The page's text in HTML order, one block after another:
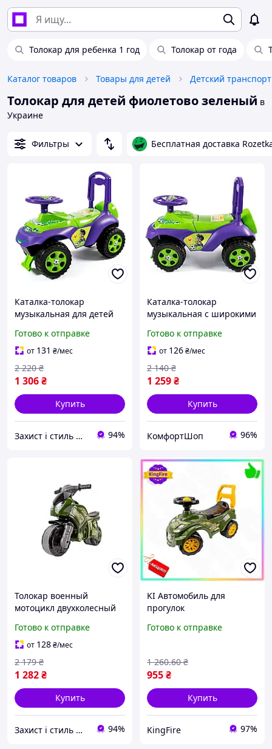
Толокар для ребенка 1 год Толокар от года
Каталог товаров Товары для детей Детский
Толокар для детей фиолетово зеленый в
Украине
Фильтры Бесплатная доставка
Каталка-толокар
музыкальная для детей
фиолетово-зеленая
DOLONI MC-7210
Готово к отправке
от 131 ₴/мес
1 306₴
2 220 ₴
Купить
Захист і стиль — в одному магазині 94%
Каталка-толокар
музыкальная с широкими
кг 70х35х50 см
фиолетово-зеленая
DOLONI FK-14422
Готово к отправке
от 126₴/мес
1 259₴
2 140 ₴
Купить
КомфортШоп 96%
Толокар военный
мотоцикл двухколесный
пластик зеленый ТехноК
MC-6643
Готово к отправке
от 128₴/мес
1 282₴
2 179 ₴
Купить
Захист і стиль — в одному магазині 94%
KI Автомобиль для
прогулок
Happy зеленый каталка-
лет игруш FIR41_R
Готово к отправке
955₴
1 260.60 ₴
Купить
KingFire 97%